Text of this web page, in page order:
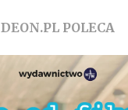
DEON.PL POLECA